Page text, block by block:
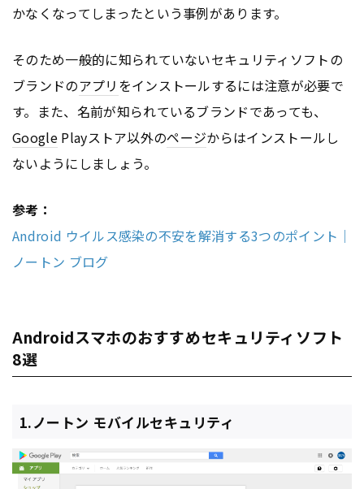
かなくなってしまったという事例があります。
そのため一般的に知られていないセキュリティソフトの
ブランドのアプリ をインストールするには注意が必要で
す。また、名前が知られているブランドであっても、
GooglePlayストア以外のページからはインストールし
ないようにしましょう。
参考：
Android ウイルス感染の不安を解消する3つのポイント｜
ノートン ブログ
Androidスマホのおすすめセキュリティソフト
8選
1.ノートン モバイルセキュリティ